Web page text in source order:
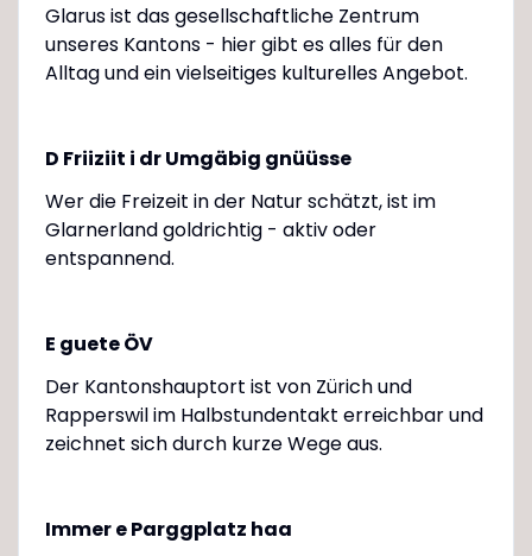
Glarus ist das gesellschaftliche Zentrum
unseres Kantons - hier gibt es alles für den
Alltag und ein vielseitiges kulturelles Angebot.
D Friiziit i dr Umgäbig gnüüsse
Wer die Freizeit in der Natur schätzt, ist im
Glarnerland goldrichtig - aktiv oder
entspannend.
E guete ÖV
Der Kantonshauptort ist von Zürich und
Rapperswil im Halbstundentakt erreichbar und
zeichnet sich durch kurze Wege aus.
Immer e Parggplatz haa